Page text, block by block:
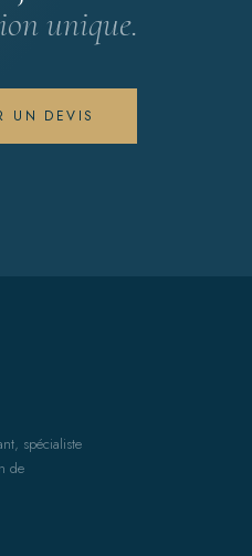
unique.
UN DEVIS
spécialiste
de